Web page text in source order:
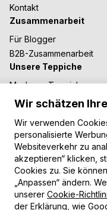
Kontakt
Zusammenarbeit
Für Blogger
B2B-Zusammenarbeit
Unsere Teppiche
Moderne Teppiche
Vintage Teppiche
Kinderteppiche
Zahlungsarten
Wir schätzen
Wir verwenden
personalisierte
Websiteverkehr zu
akzeptieren“ klicken,
Cookies zu. Sie
„Anpassen“ ändern.
unserer Cookie-
der Erklärung, wie